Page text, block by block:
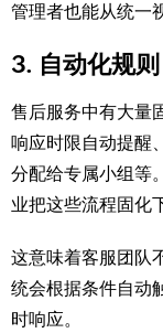
管理者也能从统一
3. 自动化规
售后服务中有大量
响应时限自动提醒
分配给专属小组等
业把这些流程固化
这意味着客服团队
统会根据条件自动
时响应。